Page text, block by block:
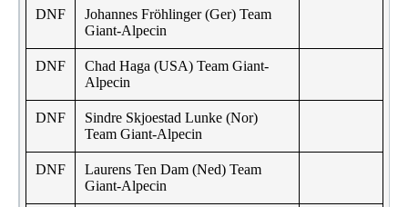
DNF
Johannes Fröhlinger (Ger) Team
Giant-Alpecin
DNF
Chad Haga (USA) Team Giant-
Alpecin
DNF
Sindre Skjoestad Lunke (Nor)
Team Giant-Alpecin
DNF
Laurens Ten Dam (Ned) Team
Giant-Alpecin